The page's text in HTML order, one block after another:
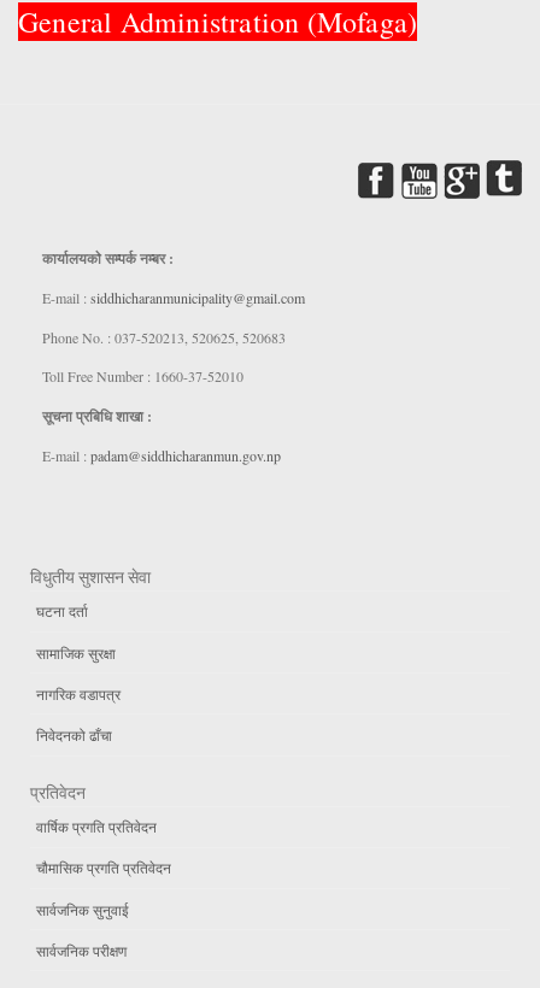
General Administration (Mofaga)
कार्यालयकाे सम्पर्क नम्बर :
E-mail : siddhicharanmunicipality@gmail.com
Phone No. : 037-520213, 520625, 520683
Toll Free Number : 1660-37-52010
सूचना प्रबिधि शाखा :
E-mail : padam@siddhicharanmun.gov.np
विधुतीय सुशासन सेवा
घटना दर्ता
सामाजिक सुरक्षा
नागरिक वडापत्र
निवेदनको ढाँचा
प्रतिवेदन
वार्षिक प्रगति प्रतिवेदन
चौमासिक प्रगति प्रतिवेदन
सार्वजनिक सुनुवाई
सार्वजनिक परीक्षण